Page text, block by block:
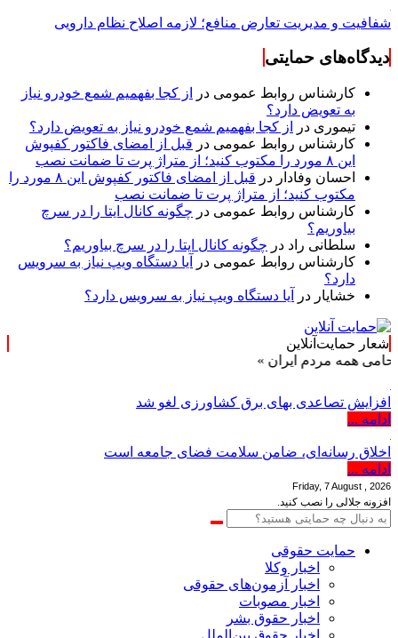
شفافیت و مدیریت تعارض منافع؛ لازمه اصلاح نظام دارویی
دیدگاه‌های حمایتی
کارشناس روابط عمومی در
از کجا بفهمیم شمع خودرو نیاز
به تعویض دارد؟
تیموری در
از کجا بفهمیم شمع خودرو نیاز به تعویض دارد؟
کارشناس روابط عمومی در قبل از امضای فاکتور کفپوش
این ۸ مورد را مکتوب کنید؛ از متراژ پرت تا ضمانت نصب
احسان وفادار در
قبل از امضای فاکتور کفپوش این ۸ مورد را
مکتوب کنید؛ از متراژ پرت تا ضمانت نصب
کارشناس روابط عمومی در چگونه کانال ایتا را در سرچ
بیاوریم؟
سلطانی راد در چگونه کانال ایتا را در سرچ بیاوریم؟
کارشناس روابط عمومی در
آیا دستگاه ویپ نیاز به سرویس
دارد؟
خشایار در آیا دستگاه ویپ نیاز به سرویس دارد؟
شعار حمایت‌آنلاین
ایران »
افزایش تصاعدی بهای برق کشاورزی لغو شد
ادامه ...
اخلاق رسانه‌ای، ضامن سلامت فضای جامعه است
ادامه ...
Friday, 7 August , 2026
افزونه جلالی را نصب کنید.
حمایت حقوقی
اخبار وکلا
اخبار آزمون‌های حقوقی
اخبار مصوبات
اخبار حقوق بشر
اخبار حقوق بین‌الملل